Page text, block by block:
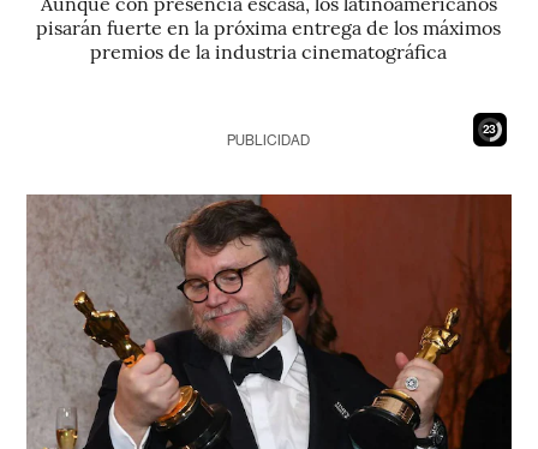
pisarán fuerte en la próxima entrega de los máximos
premios de la industria cinematográfica
21
PUBLICIDAD